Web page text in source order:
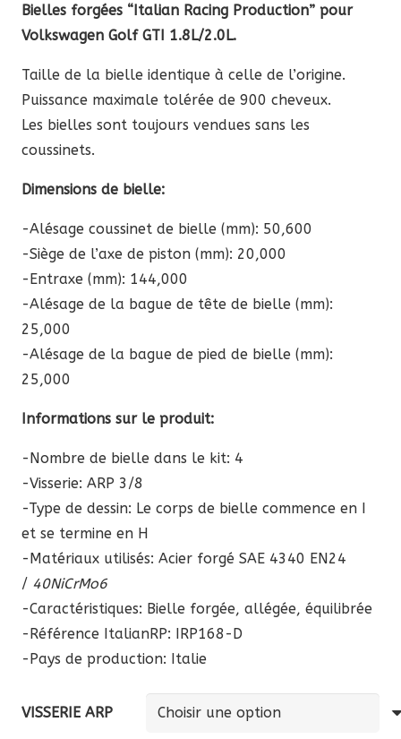
prix :
626,78 €
à
965,58 €
Bielles forgées “Italian Racing Production” pour
Volkswagen Golf GTI 1.8L/2.0L.
Taille de la bielle identique à celle de l’origine.
Puissance maximale tolérée de 900 cheveux.
Les bielles sont toujours vendues sans les
coussinets.
Dimensions de bielle:
-Alésage coussinet de bielle (mm): 50,600
-Siège de l’axe de piston (mm): 20,000
-Entraxe (mm): 144,000
-Alésage de la bague de tête de bielle (mm):
25,000
-Alésage de la bague de pied de bielle (mm):
25,000
Informations sur le produit:
-Nombre de bielle dans le kit: 4
-Visserie: ARP 3/8
-Type de dessin: Le corps de bielle commence en I
et se termine en H
-Matériaux utilisés: Acier forgé SAE 4340 EN24
/ 40NiCrMo6
-Caractéristiques: Bielle forgée, allégée, équilibrée
-Référence ItalianRP: IRP168-D
-Pays de production: Italie
VISSERIE ARP